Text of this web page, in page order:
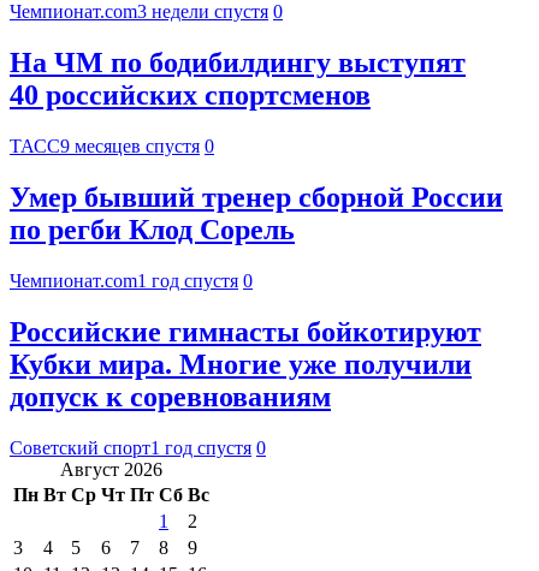
Чемпионат.com3 недели спустя 0
На ЧМ по бодибилдингу выступят
40 российских спортсменов
ТАСС9 месяцев спустя 0
Умер бывший тренер сборной России
по регби Клод Сорель
Чемпионат.com1 год спустя 0
Российские гимнасты бойкотируют
Кубки мира. Многие уже получили
допуск к соревнованиям
Советский спорт1 год спустя 0
Август 2026
Пн Вт Ср Чт Пт Сб Вс
1
2
3
4 5 6 7 8
9